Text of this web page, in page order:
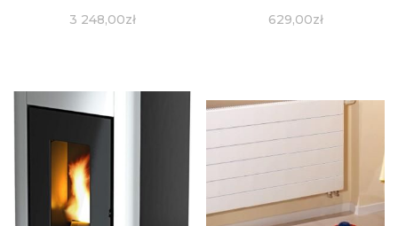
3 248,00zł 629,00zł